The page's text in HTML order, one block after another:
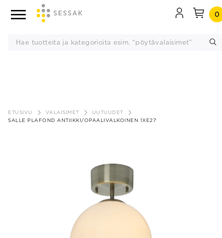
sisältöön
0
ETUSIVU VALAISIMET
UUTUUDET
SALLE PLAFOND ANTIIKKI/OPAALIVALKOINEN 1XE27